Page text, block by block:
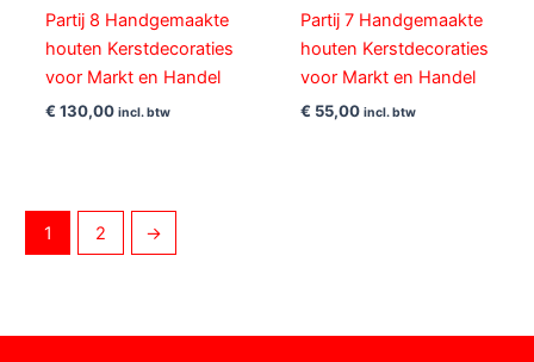
Partij 8 Handgemaakte
houten Kerstdecoraties
voor Markt en Handel
€ 130,00 incl. btw
Partij 7 Handgemaakte
houten Kerstdecoraties
voor Markt en Handel
€ 55,00 incl. btw
1 2 →